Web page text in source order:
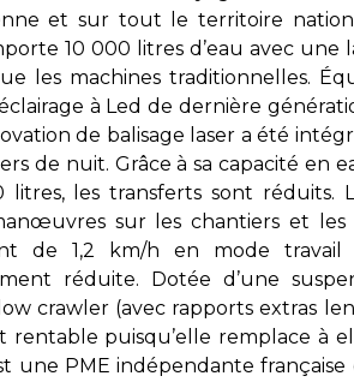
et sur tout le territoire
10 000 litres d’eau avec une
les machines traditionnelles.
à Led de dernière
de balisage laser a été
de nuit. Grâce à sa capacité en
les transferts sont réduits.
sur les chantiers et les
de 1,2 km/h en mode
réduite. Dotée d’une
crawler (avec rapports extras
puisqu’elle remplace à
une PME indépendante française